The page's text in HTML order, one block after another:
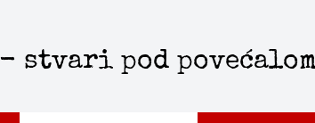
- stvari pod povećalom